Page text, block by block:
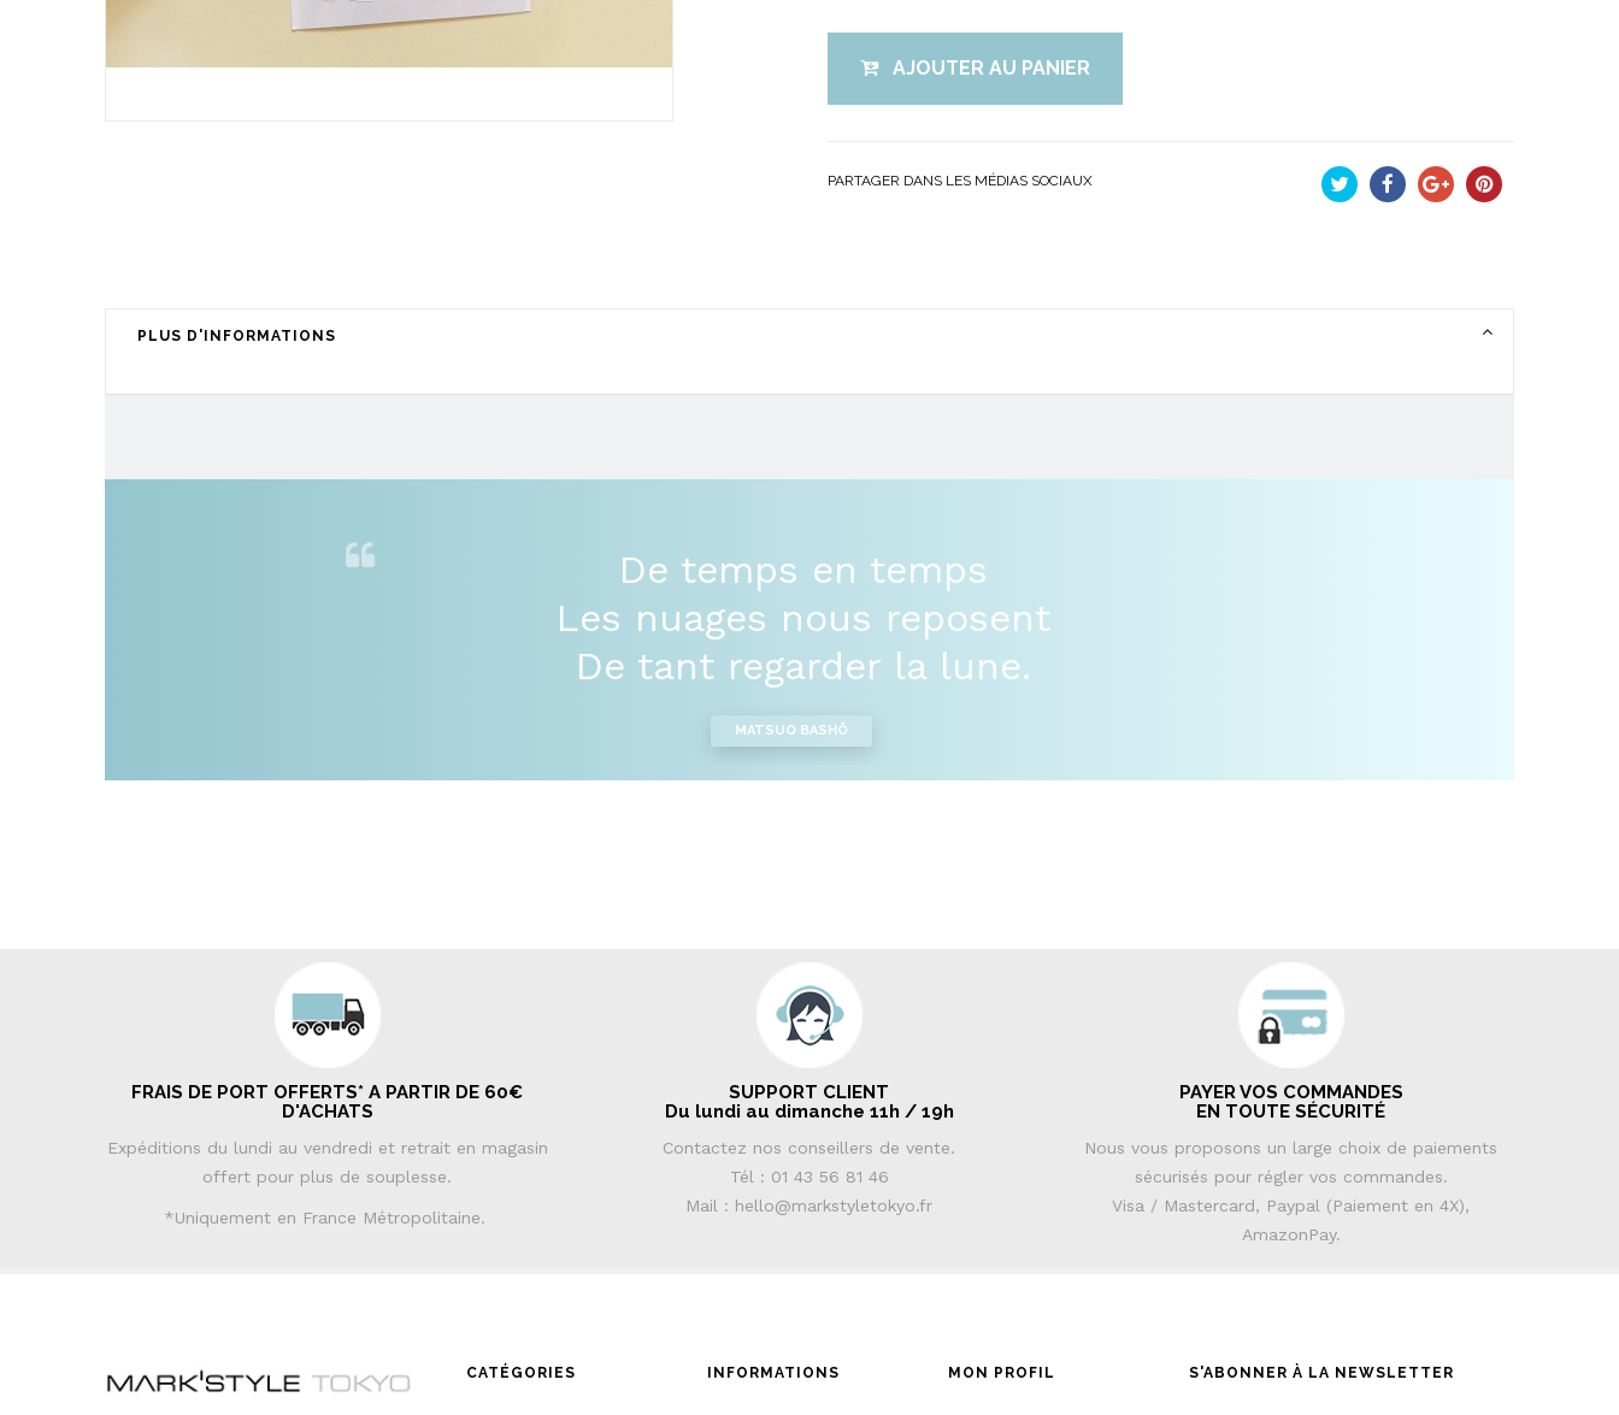
AJOUTER AU PANIER
PARTAGER DANS LES MÉDIAS SOCIAUX
PLUS D'INFORMATIONS
De temps en temps
Les nuages nous reposent
De tant regarder la lune.
MATSUO BASHÕ
FRAIS DE PORT OFFERTS* A PARTIR DE 60€
D'ACHATS
Expéditions du lundi au vendredi et retrait en magasin
offert pour plus de souplesse.
*Uniquement en France Métropolitaine.
SUPPORT CLIENT
Du lundi au dimanche 11h / 19h
Contactez nos conseillers de vente.
Tél : 01 43 56 81 46
Mail : hello@markstyletokyo.fr
PAYER VOS COMMANDES
EN TOUTE SÉCURITÉ
Nous vous proposons un large choix de paiements
sécurisés pour régler vos commandes.
Visa / Mastercard, Paypal (Paiement en 4X),
AmazonPay.
CATÉGORIES INFORMATIONS MON PROFIL S'ABONNER À LA NEWSLETTER